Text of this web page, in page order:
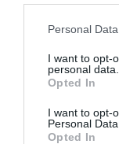
Personal
I want to opt-
personal data.
Opted In
I want to opt-
Personal Data.
Opted In
Κάμαλα Χάρις και οι